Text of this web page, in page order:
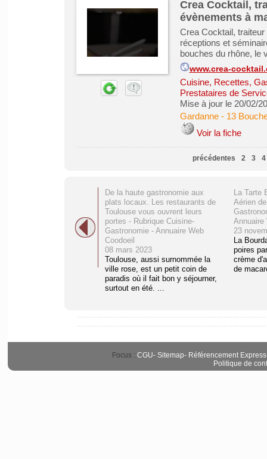
Crea Cocktail,
évènements à
Crea Cocktail,
réceptions et
bouches du rhône, le
www.crea-
Cuisine, Recettes,
Prestataires de
Mise à jour le 20/02/
Gardanne- 13
Voir la fiche
précédentes 2 3 4
De la haute gastronomie aux
plats locaux. Les restaurants de
Toulouse vous ouvrent leurs
portes - Rubrique Cuisine-
Gastronomie - Annuaire Web
Coodoeil
08 mars 2023
Toulouse, aussi surnommée la
ville rose, est un petit coin de
paradis où il fait bon y séjourner,
surtout en été. ...
La Tarte
Aérien
Annuaire
23
La
poires
crème
de
Focus : CGU- Sitemap- Référencement Express
Politique de